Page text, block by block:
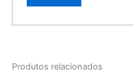
Produtos relacionados